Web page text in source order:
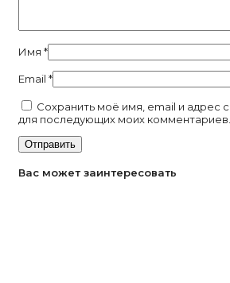
Имя *
Email *
Сохранить моё имя, email и адрес
для последующих моих комментариев.
Вас может заинтересовать